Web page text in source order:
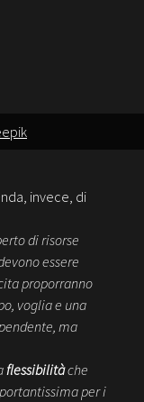
invece, di
di risorse
essere
proporranno
voglia e una
ma
flessibilitàche
per i